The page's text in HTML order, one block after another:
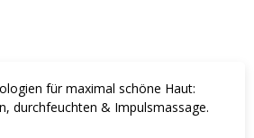
für maximal schöne Haut:
durchfeuchten & Impulsmassage.